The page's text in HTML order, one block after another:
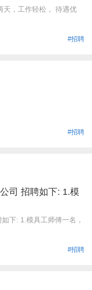
天，工作轻松， 待遇优
#招聘
#招聘
司 招聘如下: 1.模
下: 1.模具工师傅一名，
#招聘